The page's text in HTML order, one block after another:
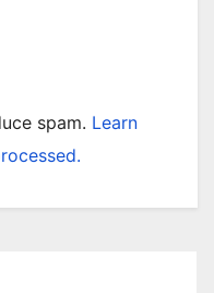
spam. Learn